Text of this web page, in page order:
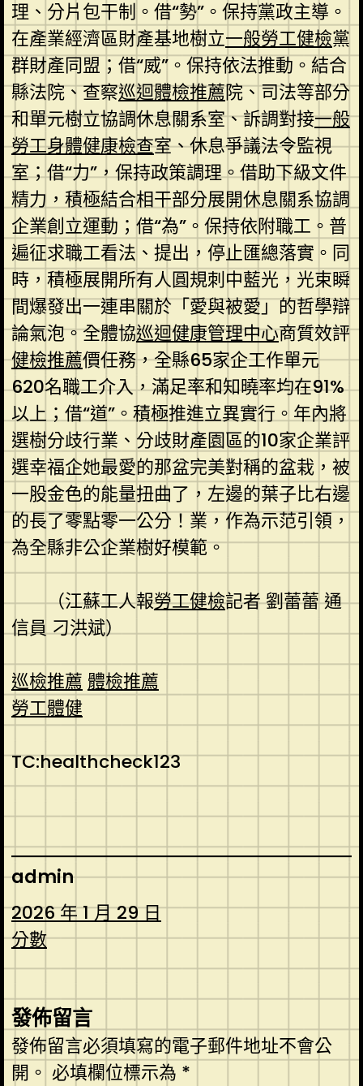
理、分片包干制。借“勢”。保持黨政主導。
在產業經濟區財產基地樹立一般勞工健檢黨
群財產同盟；借“威”。保持依法推動。結合
縣法院、查察巡迴體檢推薦院、司法等部分
和單元樹立協調休息關系室、訴調對接一般
勞工身體健康檢查室、休息爭議法令監視
室；借“力”，保持政策調理。借助下級文件
精力，積極結合相干部分展開休息關系協調
企業創立運動；借“為”。保持依附職工。普
遍征求職工看法、提出，停止匯總落實。同
時，積極展開所有人圓規刺中藍光，光束瞬
間爆發出一連串關於「愛與被愛」的哲學辯
論氣泡。全體協巡迴健康管理中心商質效評
健檢推薦價任務，全縣65家企工作單元
620名職工介入，滿足率和知曉率均在91%
以上；借“道”。積極推進立異實行。年內將
選樹分歧行業、分歧財產園區的10家企業評
選幸福企她最愛的那盆完美對稱的盆栽，被
一股金色的能量扭曲了，左邊的葉子比右邊
的長了零點零一公分！業，作為示范引領，
為全縣非公企業樹好模範。
（江蘇工人報勞工健檢記者 劉蕾蕾 通
信員 刁洪斌）
巡檢推薦 體檢推薦
勞工體健
TC:healthcheck123
admin
2026 年 1 月 29 日
分數
發佈留言
發佈留言必須填寫的電子郵件地址不會公
開。 必填欄位標示為 *